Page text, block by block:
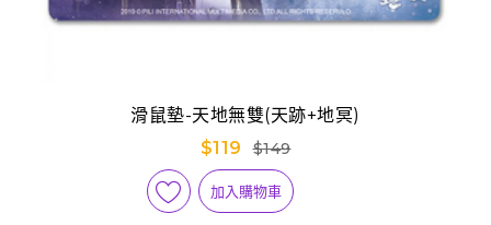
滑鼠墊-天地無雙(天跡+地冥)
$119
$149
加入購物車